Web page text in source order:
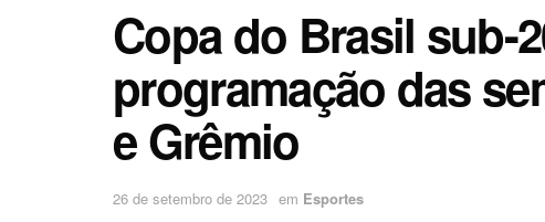
Copa do Brasil sub-
programação das
e Grêmio
26 de setembro de 2023 em Esportes